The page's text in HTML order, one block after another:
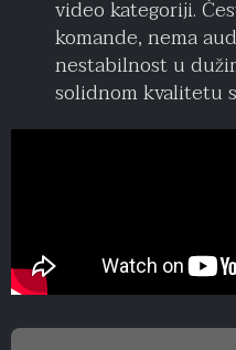
video kategoriji.
komande, nema
nestabilnost u
solidnom kvalitetu